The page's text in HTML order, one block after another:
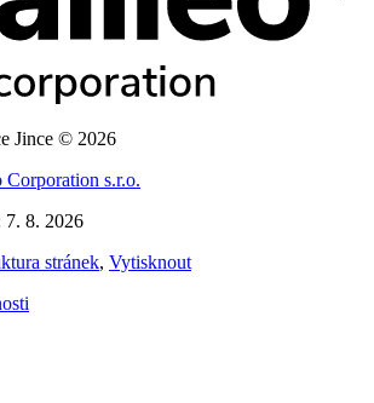
Jince © 2026
Corporation s.r.o.
7. 8. 2026
stránek, Vytisknout